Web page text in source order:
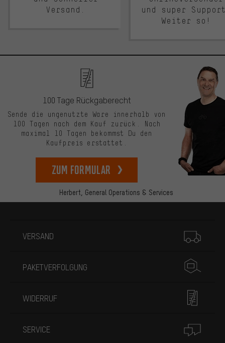
Versand.
und super
Weiter so!
Herbert, General Operations & Services
100 Tage Rückgaberecht
Sende die ungenutzte Ware innerhalb von
100 Tagen nach dem Kauf zurück. Nach
maximal 10 Tagen bekommst Du den
Kaufpreis erstattet.
zum Formular
VERSAND
PAKETVERFOLGUNG
WIDERRUF
SERVICE